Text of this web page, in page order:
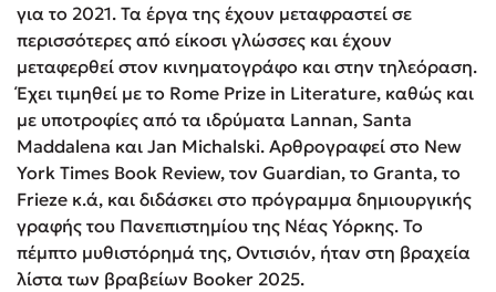
για το 2021. Τα έργα της έχουν μεταφραστεί σε
περισσότερες από είκοσι γλώσσες και έχουν
μεταφερθεί στον κινηματογράφο και στην τηλεόραση.
Έχει τιμηθεί με το Rome Prize in Literature, καθώς και
με υποτροφίες από τα ιδρύματα Lannan, Santa
Maddalena και Jan Michalski. Αρθρογραφεί στο New
York Times Book Review, τον Guardian, το Granta, το
Frieze κ.ά, και διδάσκει στο πρόγραμμα δημιουργικής
γραφής του Πανεπιστημίου της Νέας Υόρκης. Το
πέμπτο μυθιστόρημά της, Οντισιόν, ήταν στη βραχεία
λίστα των βραβείων Booker 2025.